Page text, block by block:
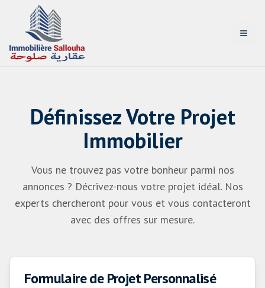
Définissez Votre Projet
Immobilier
Vous ne trouvez pas votre bonheur parmi nos
annonces ? Décrivez-nous votre projet idéal. Nos
experts chercheront pour vous et vous contacteront
avec des offres sur mesure.
Formulaire de Projet Personnalisé